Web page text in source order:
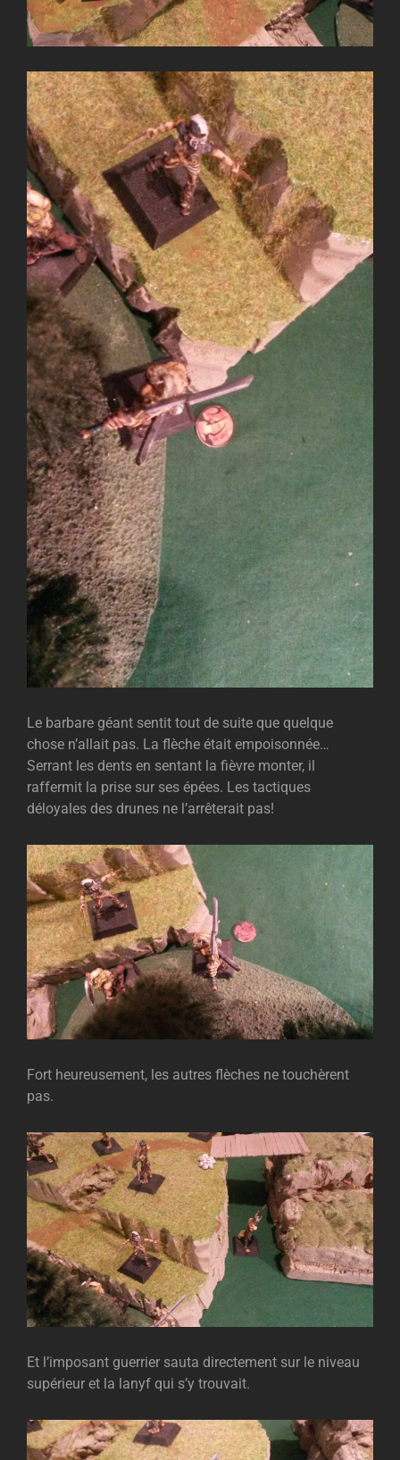
Le barbare géant sentit tout de suite que quelque
chose n’allait pas. La flèche était empoisonnée…
Serrant les dents en sentant la fièvre monter, il
raffermit la prise sur ses épées. Les tactiques
déloyales des drunes ne l’arrêterait pas!
Fort heureusement, les autres flèches ne touchèrent
pas.
Et l’imposant guerrier sauta directement sur le niveau
supérieur et la lanyf qui s’y trouvait.